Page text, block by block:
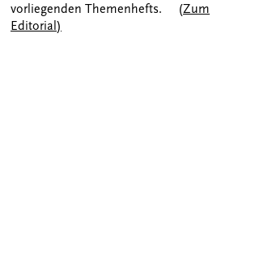
vorliegenden Themenhefts. (Zum
Editorial)